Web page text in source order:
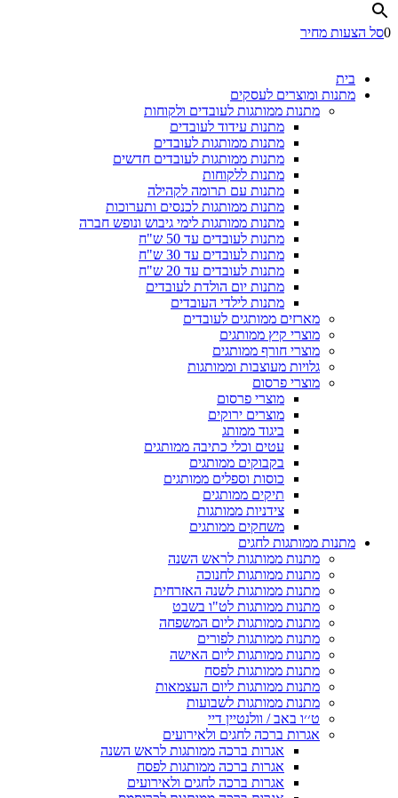
0סל הצעות מחיר
בית
מתנות ומוצרים לעסקים
מתנות ממותגות לעובדים ולקוחות
מתנות עידוד לעובדים
מתנות ממותגות לעובדים
מתנות ממותגות לעובדים חדשים
מתנות ללקוחות
מתנות עם תרומה לקהילה
מתנות ממותגות לכנסים ותערוכות
מתנות ממותגות לימי גיבוש ונופש חברה
מתנות לעובדים עד 50 ש"ח
מתנות לעובדים עד 30 ש"ח
מתנות לעובדים עד 20 ש"ח
מתנות יום הולדת לעובדים
מתנות לילדי העובדים
מארזים ממותגים לעובדים
מוצרי קיץ ממותגים
מוצרי חורף ממותגים
גלויות מעוצבות וממותגות
מוצרי פרסום
מוצרי פרסום
מוצרים ירוקים
ביגוד ממותג
עטים וכלי כתיבה ממותגים
בקבוקים ממותגים
כוסות וספלים ממותגים
תיקים ממותגים
צידניות ממותגות
משחקים ממותגים
מתנות ממותגות לחגים
מתנות ממותגות לראש השנה
מתנות ממותגות לחנוכה
מתנות ממותגות לשנה האזרחית
מתנות ממותגות לט"ו בשבט
מתנות ממותגות ליום המשפחה
מתנות ממותגות לפורים
מתנות ממותגות ליום האישה
מתנות ממותגות לפסח
מתנות ממותגות ליום העצמאות
מתנות ממותגות לשבועות
ט׳׳ו באב / וולנטיין דיי
אגרות ברכה לחגים ולאירועים
אגרות ברכה ממותגות לראש השנה
אגרות ברכה ממותגות לפסח
אגרות ברכה לחגים ולאירועים